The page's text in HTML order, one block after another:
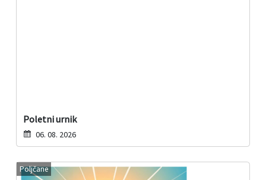
Poletni urnik
06. 08. 2026
Poljčane